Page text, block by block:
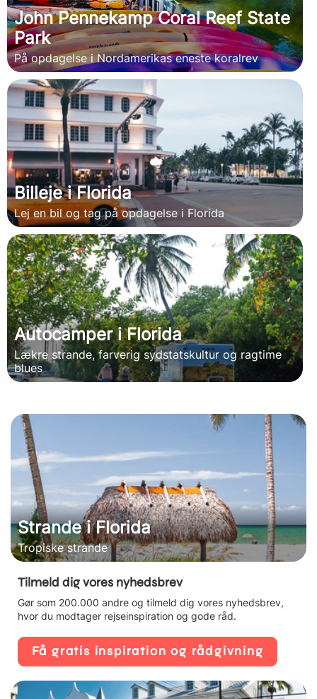
John Pennekamp Coral Reef State
Park
På opdagelse i Nordamerikas eneste koralrev
Billeje i Florida
Lej en bil og tag på opdagelse i Florida
Autocamper i Florida
Lækre strande, farverig sydstatskultur og ragtime
blues
Strande i Florida
Tropiske strande
Tilmeld dig vores nyhedsbrev
Gør som 200.000 andre og tilmeld dig vores nyhedsbrev,
hvor du modtager rejseinspiration og gode råd.
Få gratis inspiration og rådgivning